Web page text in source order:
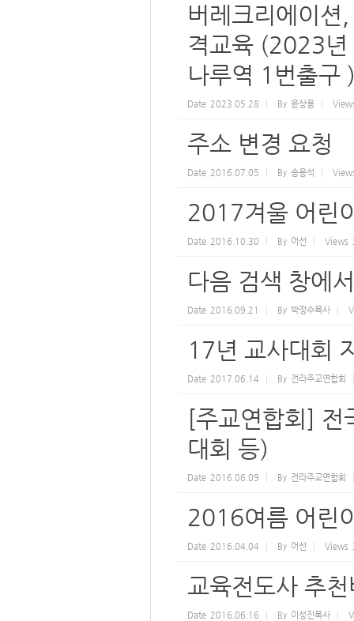
버레크리에이션
격교육 (2023
나루역 1번출구
Date 2023.05.28 By 윤상용
주소 변경 요청
Date 2016.07.05 By 송용석
2017겨울 어린
Date 2016.10.30 By 어선 Views
다음 검색 창에
Date 2016.09.21 By 박정수목사
17년 교사대회
Date 2017.06.14 By 전라주교연합회
[주교연합회] 전
대회 등)
Date 2016.06.09 By 전라주교연합회
2016여름 어린
Date 2016.04.04 By 어선 Views
교육전도사 추
Date 2016.06.16 By 이성진목사